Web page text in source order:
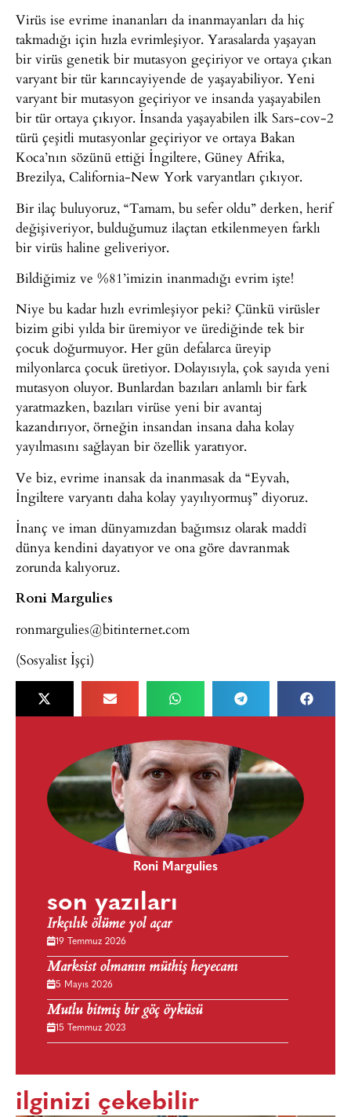
Virüs ise evrime inananları da inanmayanları da hiç
takmadığı için hızla evrimleşiyor. Yarasalarda yaşayan
bir virüs genetik bir mutasyon geçiriyor ve ortaya çıkan
varyant bir tür karıncayiyende de yaşayabiliyor. Yeni
varyant bir mutasyon geçiriyor ve insanda yaşayabilen
bir tür ortaya çıkıyor. İnsanda yaşayabilen ilk Sars-cov-2
türü çeşitli mutasyonlar geçiriyor ve ortaya Bakan
Koca’nın sözünü ettiği İngiltere, Güney Afrika,
Brezilya, California-New York varyantları çıkıyor.
Bir ilaç buluyoruz, “Tamam, bu sefer oldu” derken, herif
değişiveriyor, bulduğumuz ilaçtan etkilenmeyen farklı
bir virüs haline geliveriyor.
Bildiğimiz ve %81’imizin inanmadığı evrim işte!
Niye bu kadar hızlı evrimleşiyor peki? Çünkü virüsler
bizim gibi yılda bir üremiyor ve ürediğinde tek bir
çocuk doğurmuyor. Her gün defalarca üreyip
milyonlarca çocuk üretiyor. Dolayısıyla, çok sayıda yeni
mutasyon oluyor. Bunlardan bazıları anlamlı bir fark
yaratmazken, bazıları virüse yeni bir avantaj
kazandırıyor, örneğin insandan insana daha kolay
yayılmasını sağlayan bir özellik yaratıyor.
Ve biz, evrime inansak da inanmasak da “Eyvah,
İngiltere varyantı daha kolay yayılıyormuş” diyoruz.
İnanç ve iman dünyamızdan bağımsız olarak maddî
dünya kendini dayatıyor ve ona göre davranmak
zorunda kalıyoruz.
Roni Margulies
ronmargulies@bitinternet.com
(Sosyalist İşçi)
Roni Margulies
son yazıları
Irkçılık ölüme yol açar
19 Temmuz 2026
Marksist olmanın müthiş heyecanı
5 Mayıs 2026
Mutlu bitmiş bir göç öyküsü
15 Temmuz 2023
ilginizi çekebilir